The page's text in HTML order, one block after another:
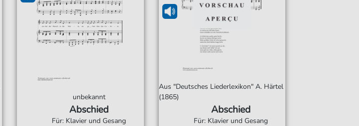
unbekannt
Abschied
Für: Klavier und Gesang
Aus "Deutsches Liederlexikon" A. Härtel
(1865)
Abschied
Für: Klavier und Gesang